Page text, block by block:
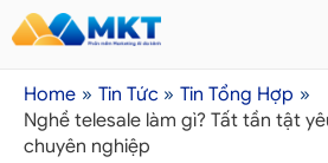
Home Tin Tức
Tin Tổng Hợp
Nghề telesale làm gì? Tất tần tật
chuyên nghiệp